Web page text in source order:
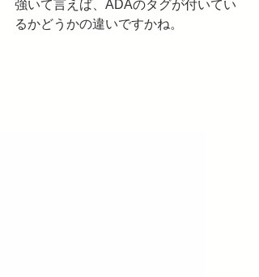
強いて言えば、ADAのタグが付いてい
るかどうかの違いですかね。